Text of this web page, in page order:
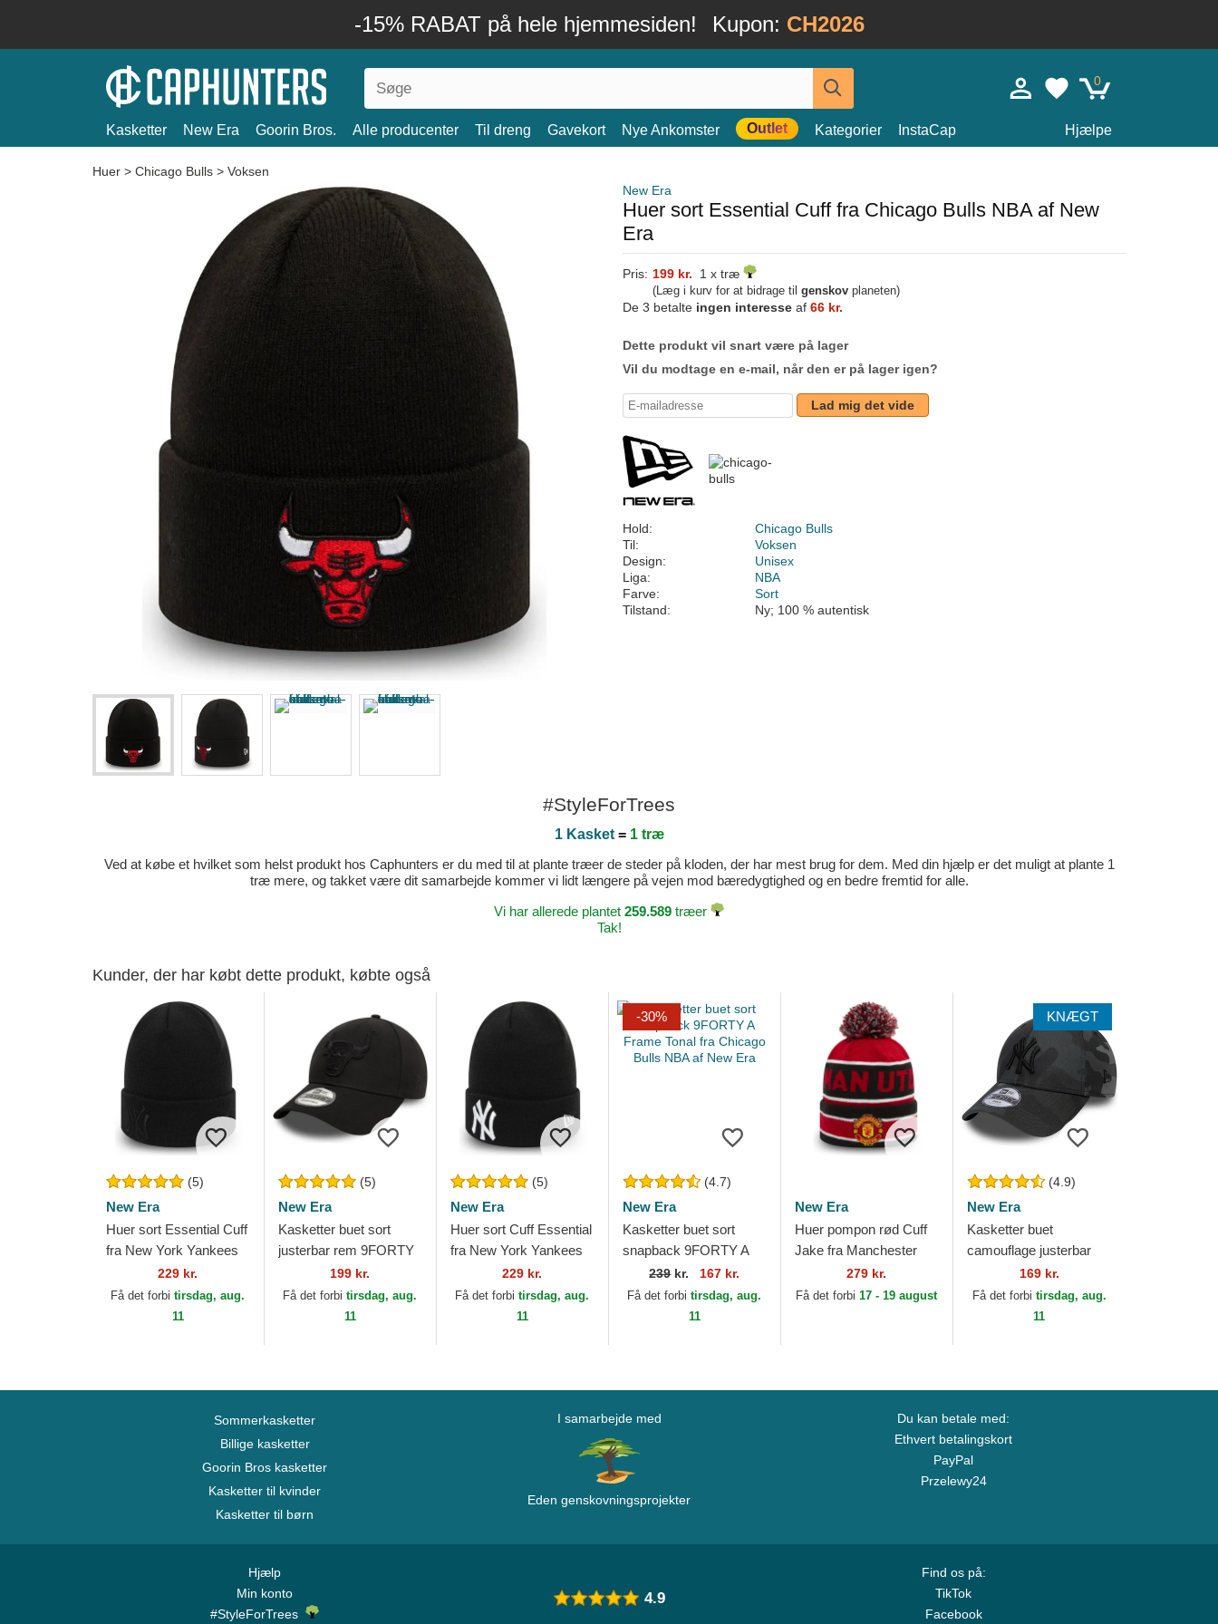
-15% RABAT på hele hjemmesiden! Kupon: CH2026
0
Kasketter New Era Goorin Bros. Alle producenter Til dreng Gavekort Nye Ankomster Outlet Kategorier InstaCap Hjælpe
Huer > Chicago Bulls > Voksen
New Era
Huer sort Essential Cuff fra Chicago Bulls NBA af New
Era
Pris: 199 kr. 1 x træ
(Læg i kurv for at bidrage til genskov planeten)
De 3 betalte ingen interesse af 66 kr.
Dette produkt vil snart være på lager
Vil du modtage en e-mail, når den er på lager igen?
Lad mig det vide
Hold:
Chicago Bulls
Til:
Voksen
Design:
Unisex
Liga:
NBA
Farve:
Sort
Tilstand:
Ny; 100 % autentisk
#StyleForTrees
1 Kasket= 1 træ
Ved at købe et hvilket som helst produkt hos Caphunters er du med til at plante træer de steder på kloden, der har mest brug for dem. Med din hjælp er det muligt at plante 1
træ mere, og takket være dit samarbejde kommer vi lidt længere på vejen mod bæredygtighed og en bedre fremtid for alle.
Vi har allerede plantet 259.589 træer
Tak!
Kunder, der har købt dette produkt, købte også
(5)
New Era
Huer sort Essential Cuff
fra New York Yankees
MLB af New Era
229 kr.
Få det forbitirsdag, aug.
11
(5)
New Era
Kasketter buet sort
justerbar rem 9FORTY
Essential fra Chicago
Bulls NBA af New Era
199 kr.
Få det forbitirsdag, aug.
11
(5)
New Era
Huer sort Cuff Essential
fra New York Yankees
MLB af New Era
229 kr.
Få det forbitirsdag, aug.
11
-30%
(4.7)
New Era
Kasketter buet sort
snapback 9FORTY A
Frame Tonal fra
Chicago Bulls NBA af
239kr. 167 kr.
Få det forbitirsdag, aug.
11
New Era
Huer pompon rød Cuff
Jake fra Manchester
United Football Club
Premier League af New
279 kr.
Få det forbi17 - 19 august
KNÆGT
(4.9)
New Era
Kasketter buet
camouflage justerbar
rem til barn 9FORTY
League Essential fra
New York Yankees
169 kr.
Få det forbi tirsdag, aug.
11
Sommerkasketter
Billige kasketter
Goorin Bros kasketter
Kasketter til kvinder
Kasketter til børn
I samarbejde med
Eden genskovningsprojekter
Du kan betale med:
Ethvert betalingskort
PayPal
Przelewy24
Hjælp
Min konto
#StyleForTrees
Find os på:
TikTok
Facebook
4.9